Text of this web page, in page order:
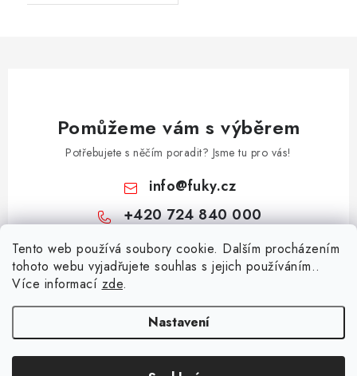
Tento web používá soubory cookie. Dalším procházením
tohoto webu vyjadřujete souhlas s jejich používáním..
Více informací zde.
Nastavení
Pomůžeme vám s výběrem
Potřebujete s něčím poradit? Jsme tu pro vás!
info@fuky.cz
+420 724 840 000
Informace pro vás
Přijímáme online platby